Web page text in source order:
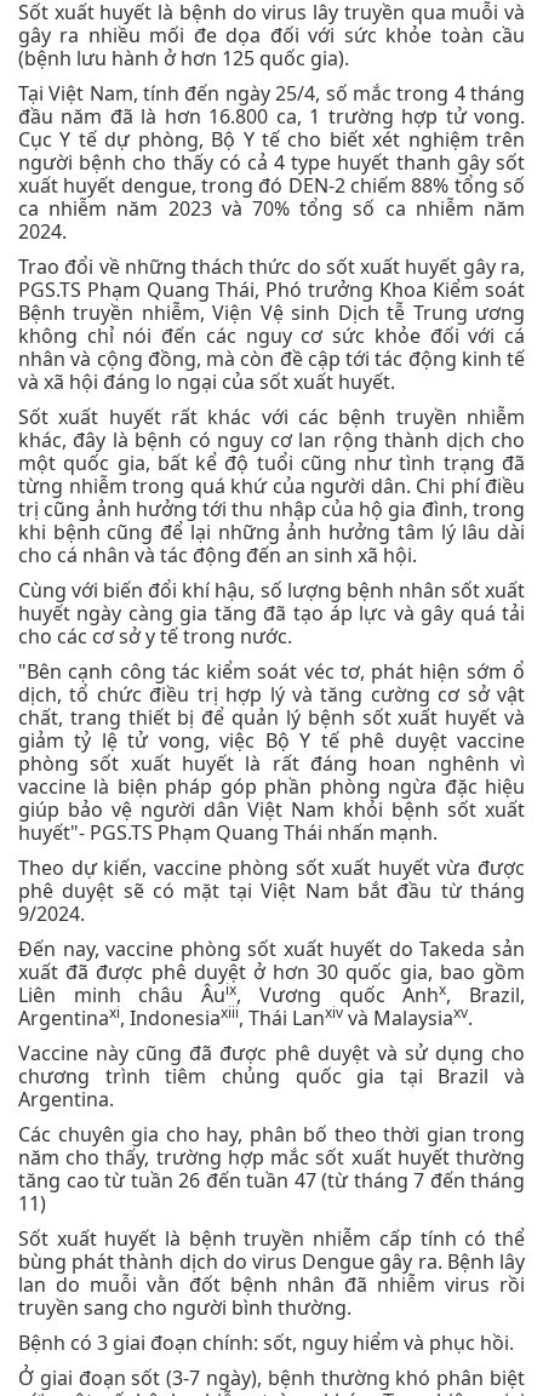
Sốt xuất huyết là bệnh do virus lây truyền qua muỗi và
gây ra nhiều mối đe dọa đối với sức khỏe toàn cầu
(bệnh lưu hành ở hơn 125 quốc gia).
Tại Việt Nam, tính đến ngày 25/4, số mắc trong 4 tháng
đầu năm đã là hơn 16.800 ca, 1 trường hợp tử vong.
Cục Y tế dự phòng, Bộ Y tế cho biết xét nghiệm trên
người bệnh cho thấy có cả 4 type huyết thanh gây sốt
xuất huyết dengue, trong đó DEN-2 chiếm 88% tổng số
ca nhiễm năm 2023 và 70% tổng số ca nhiễm năm
2024.
Trao đổi về những thách thức do sốt xuất huyết gây ra,
PGS.TS Phạm Quang Thái, Phó trưởng Khoa Kiểm soát
Bệnh truyền nhiễm, Viện Vệ sinh Dịch tễ Trung ương
không chỉ nói đến các nguy cơ sức khỏe đối với cá
nhân và cộng đồng, mà còn đề cập tới tác động kinh tế
và xã hội đáng lo ngại của sốt xuất huyết.
Sốt xuất huyết rất khác với các bệnh truyền nhiễm
khác, đây là bệnh có nguy cơ lan rộng thành dịch cho
một quốc gia, bất kể độ tuổi cũng như tình trạng đã
từng nhiễm trong quá khứ của người dân. Chi phí điều
trị cũng ảnh hưởng tới thu nhập của hộ gia đình, trong
khi bệnh cũng để lại những ảnh hưởng tâm lý lâu dài
cho cá nhân và tác động đến an sinh xã hội.
Cùng với biến đổi khí hậu, số lượng bệnh nhân sốt xuất
huyết ngày càng gia tăng đã tạo áp lực và gây quá tải
cho các cơ sở y tế trong nước.
"Bên cạnh công tác kiểm soát véc tơ, phát hiện sớm ổ
dịch, tổ chức điều trị hợp lý và tăng cường cơ sở vật
chất, trang thiết bị để quản lý bệnh sốt xuất huyết và
giảm tỷ lệ tử vong, việc Bộ Y tế phê duyệt vaccine
phòng sốt xuất huyết là rất đáng hoan nghênh vì
vaccine là biện pháp góp phần phòng ngừa đặc hiệu
giúp bảo vệ người dân Việt Nam khỏi bệnh sốt xuất
huyết"- PGS.TS Phạm Quang Thái nhấn mạnh.
Theo dự kiến, vaccine phòng sốt xuất huyết vừa được
phê duyệt sẽ có mặt tại Việt Nam bắt đầu từ tháng
9/2024.
Đến nay, vaccine phòng sốt xuất huyết do Takeda sản
xuất đã được phê duyệt ở hơn 30 quốc gia, bao gồm
Liên minh châu Âuix, Vương quốc Anhx, Brazil,
Argentinaxi, Indonesiaxiii, Thái Lanxiv và Malaysiaxv.
Vaccine này cũng đã được phê duyệt và sử dụng cho
chương trình tiêm chủng quốc gia tại Brazil và
Argentina.
Các chuyên gia cho hay, phân bố theo thời gian trong
năm cho thấy, trường hợp mắc sốt xuất huyết thường
tăng cao từ tuần 26 đến tuần 47 (từ tháng 7 đến tháng
11)
Sốt xuất huyết là bệnh truyền nhiễm cấp tính có thể
bùng phát thành dịch do virus Dengue gây ra. Bệnh lây
lan do muỗi vằn đốt bệnh nhân đã nhiễm virus rồi
truyền sang cho người bình thường.
Bệnh có 3 giai đoạn chính: sốt, nguy hiểm và phục hồi.
Ở giai đoạn sốt (3-7 ngày), bệnh thường khó phân biệt